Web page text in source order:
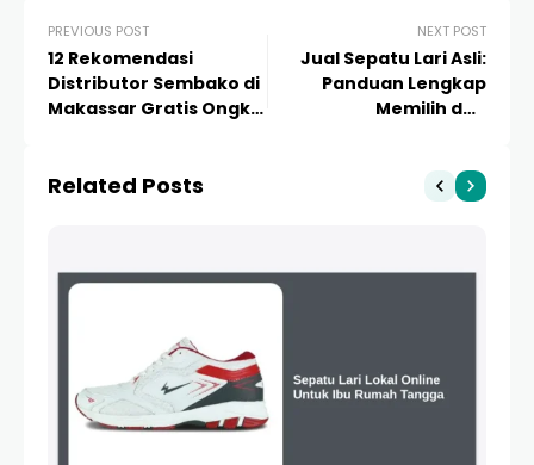
PREVIOUS POST
12 Rekomendasi
Distributor Sembako di
Makassar Gratis Ongkir
NEXT POST
Jual Sepatu Lari Asli:
Panduan Lengkap
Memilih dan
Related Posts